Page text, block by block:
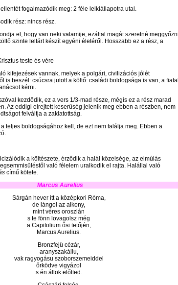
fogalmazódik meg: 2 féle lelkiállapotra utal.
rész: nincs rész.
el, hogy van neki valamije, ezáltal magát szeretné
szinte leltárt készít egyéni életéről. Hosszabb ez a rész, a
teste és vére
kifejezések vannak, melyek a polgári, civilizációs jólét
is beszél: csúcsra jutott a költő: családi boldogsága is van, a fiatal
kérni.
kezdődik, ez a vers 1/3-mad része, mégis ez a rész marad
Az eddigi elrejtett keserűség jelenik meg ebben a részben, nem
felváltja a zaklatottság.
teljes boldogságához kell, de ezt nem találja meg. Ebben a
a költészete, érződik a halál közelsége, az elmúlás
való félelem uralkodik el rajta. Halállal való
című kötete.
Marcus Aurelius
Sárgán hever itt a középkori Róma,
de lángol az alkony,
mint véres oroszlán
s te fönn lovagolsz még
a Capitolium ősi tetőjén,
Marcus Aurelius.
Bronzfejü cézár,
aranyszakállu,
vak ragyogásu szoborszemeiddel
őrködve vigyázol
s én állok előtted.